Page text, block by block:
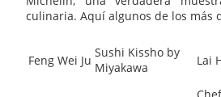
culinaria. Aquí algunos de los más
Feng Wei Ju
Sushi Kissho by
Miyakawa
Lai